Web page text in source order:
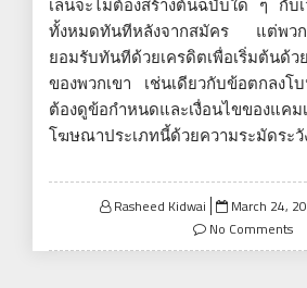
ทั้งหมดทันทีหลังจากสมัคร แต่พวก
ยอมรับทันทีด้วยเครดิตเพื่อเริ่มต้นด้ว
ของพวกเขา เช่นเดียวกับข้อตกลงโ
ต้องดูข้อกำหนดและเงื่อนไขของแค
โฆษณาประเภทนี้ด้วยความระมัดระวั
Rasheed Kidwai
Posted
on
March 24,
No Comments